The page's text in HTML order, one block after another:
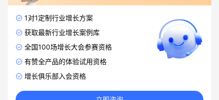
1对1定制行业增长方案
获取最新行业增长案例库
全国100场增长大会参赛资格
有赞全产品的体验试用资格
增长俱乐部入会资格